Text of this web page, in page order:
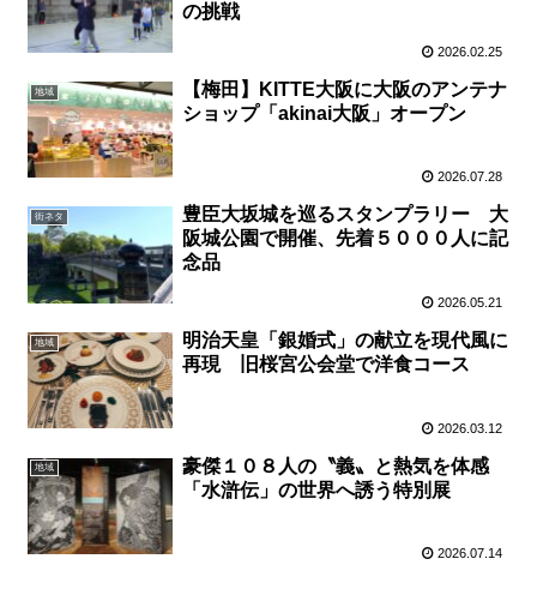
の挑戦
2026.02.25
地域
【梅田】KITTE大阪に大阪のアンテナ
ショップ「akinai大阪」オープン
2026.07.28
街ネタ
豊臣大坂城を巡るスタンプラリー 大
阪城公園で開催、先着５０００人に記
念品
2026.05.21
地域
明治天皇「銀婚式」の献立を現代風に
再現 旧桜宮公会堂で洋食コース
2026.03.12
地域
豪傑１０８人の〝義〟と熱気を体感
「水滸伝」の世界へ誘う特別展
2026.07.14